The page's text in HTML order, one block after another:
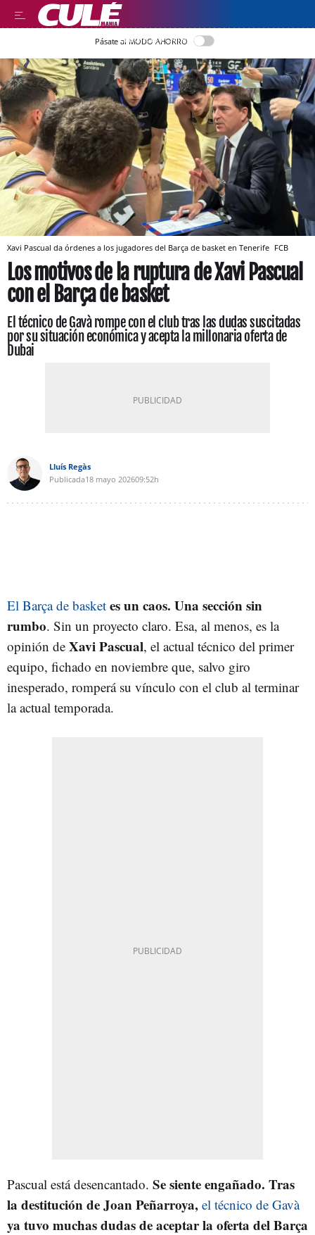
LLEGIR EN CATALÀ
Pásate al MODO AHORRO
Xavi Pascual da órdenes a los jugadores del Barça de basket en Tenerife FCB
Los motivos de la ruptura de Xavi Pascual
con el Barça de basket
El técnico de Gavà rompe con el club tras las dudas suscitadas
por su situación económica y acepta la millonaria oferta de
Dubai
Lluís Regàs
Publicada18 mayo 202609:52h
El Barça de basket es un caos. Una sección sin
rumbo. Sin un proyecto claro. Esa, al menos, es la
opinión de Xavi Pascual, el actual técnico del primer
equipo, fichado en noviembre que, salvo giro
inesperado, romperá su vínculo con el club al terminar
la actual temporada.
Pascual está desencantado. Se siente engañado. Tras
la destitución de Joan Peñarroya, el técnico de Gavà
ya tuvo muchas dudas de aceptar la oferta del Barça